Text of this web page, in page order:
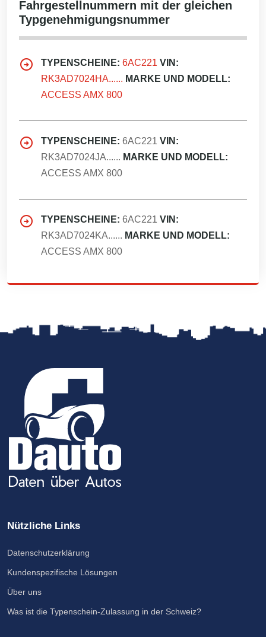
Fahrgestellnummern mit der gleichen
Typgenehmigungsnummer
TYPENSCHEINE: 6AC221 VIN:
RK3AD7024HA...... MARKE UND MODELL:
ACCESS AMX 800
TYPENSCHEINE: 6AC221 VIN:
RK3AD7024JA...... MARKE UND MODELL:
ACCESS AMX 800
TYPENSCHEINE: 6AC221 VIN:
RK3AD7024KA...... MARKE UND MODELL:
ACCESS AMX 800
Nützliche Links
Datenschutzerklärung
Kundenspezifische Lösungen
Über uns
Was ist die Typenschein-Zulassung in der Schweiz?